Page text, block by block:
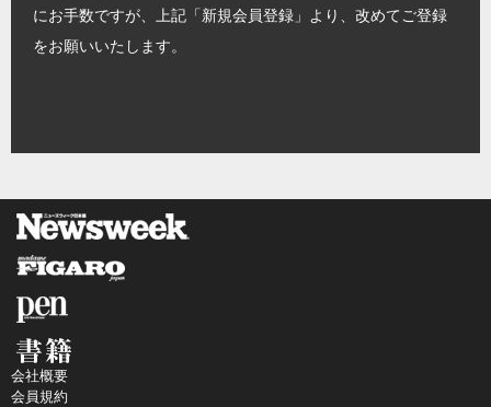
にお手数ですが、上記「新規会員登録」より、改めてご登録
をお願いいたします。
会社概要
会員規約